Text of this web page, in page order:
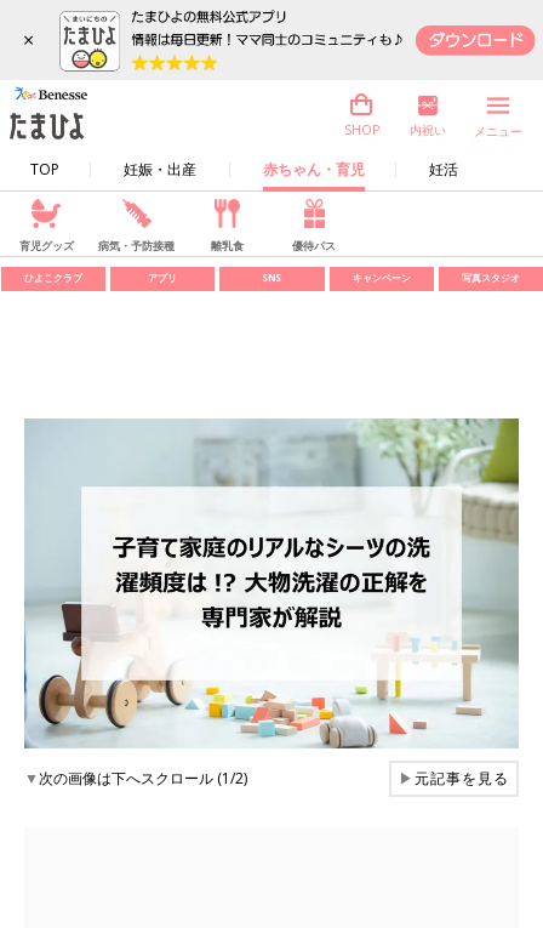
×
TOP 妊娠・出産 赤ちゃん・育児 妊活
SHOP 内祝い メニュー
育児グッズ 病気・予防接種 離乳食 優待パス
ひよこクラブ アプリ SNS キャンペーン 写真スタジオ
▼次の画像は下へスクロール (1/2) ▶元記事を見る